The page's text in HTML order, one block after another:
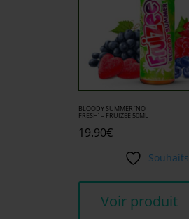
BLOODY SUMMER ‘NO
FRESH’ – FRUIZEE 50ML
19.90€
Souhaits
Voir produit